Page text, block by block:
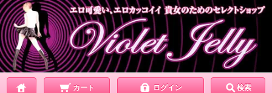
カート ログイン 検索